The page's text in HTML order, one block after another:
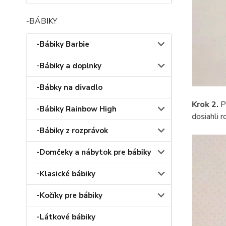
-BÁBIKY
-Bábiky Barbie
-Bábiky a doplnky
-Bábky na divadlo
-Bábiky Rainbow High
-Bábiky z rozprávok
-Domčeky a nábytok pre bábiky
-Klasické bábiky
-Kočíky pre bábiky
-Látkové bábiky
Krok 2.
dosiahli